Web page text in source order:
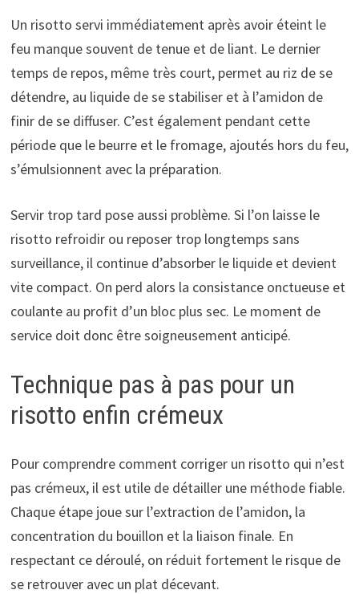
Un risotto servi immédiatement après avoir éteint le
feu manque souvent de tenue et de liant. Le dernier
temps de repos, même très court, permet au riz de se
détendre, au liquide de se stabiliser et à l’amidon de
finir de se diffuser. C’est également pendant cette
période que le beurre et le fromage, ajoutés hors du feu,
s’émulsionnent avec la préparation.
Servir trop tard pose aussi problème. Si l’on laisse le
risotto refroidir ou reposer trop longtemps sans
surveillance, il continue d’absorber le liquide et devient
vite compact. On perd alors la consistance onctueuse et
coulante au profit d’un bloc plus sec. Le moment de
service doit donc être soigneusement anticipé.
Technique pas à pas pour un
risotto enfin crémeux
Pour comprendre comment corriger un risotto qui n’est
pas crémeux, il est utile de détailler une méthode fiable.
Chaque étape joue sur l’extraction de l’amidon, la
concentration du bouillon et la liaison finale. En
respectant ce déroulé, on réduit fortement le risque de
se retrouver avec un plat décevant.